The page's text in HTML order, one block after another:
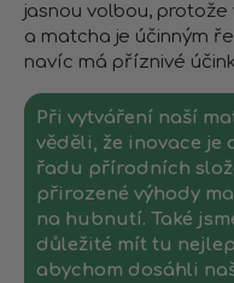
jasnou volbou,
a matcha je účinným
navíc má příznivé
Při vytváření naší
věděli, že inovace je
řadu přírodních
přirozené výhody
na hubnutí. Také
důležité mít tu
abychom dosáhli